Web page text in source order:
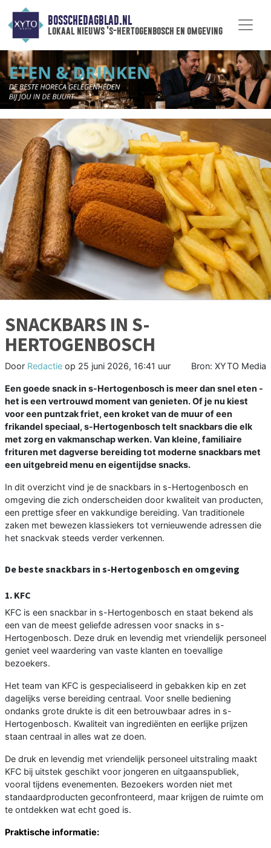
BOSSCHEDAGBLAD.NL
lokaal nieuws 's-hertogenbosch en omgeving
SNACKBARS IN S-
HERTOGENBOSCH
Door Redactie op 25 juni 2026, 16:41 uur Bron: XYTO Media
Een goede snack in s-Hertogenbosch is meer dan snel eten -
het is een vertrouwd moment van genieten. Of je nu kiest
voor een puntzak friet, een kroket van de muur of een
frikandel speciaal, s-Hertogenbosch telt snackbars die elk
met zorg en vakmanschap werken. Van kleine, familiaire
frituren met dagverse bereiding tot moderne snackbars met
een uitgebreid menu en eigentijdse snacks.
In dit overzicht vind je de snackbars in s-Hertogenbosch en
omgeving die zich onderscheiden door kwaliteit van producten,
een prettige sfeer en vakkundige bereiding. Van traditionele
zaken met bewezen klassiekers tot vernieuwende adressen die
het snackvak steeds verder verkennen.
De beste snackbars in s-Hertogenbosch en omgeving
1. KFC
KFC is een snackbar in s-Hertogenbosch en staat bekend als
een van de meest geliefde adressen voor snacks in s-
Hertogenbosch. Deze druk en levendig met vriendelijk personeel
geniet veel waardering van vaste klanten en toevallige
bezoekers.
Het team van KFC is gespecialiseerd in gebakken kip en zet
dagelijks verse bereiding centraal. Voor snelle bediening
ondanks grote drukte is dit een betrouwbaar adres in s-
Hertogenbosch. Kwaliteit van ingrediënten en eerlijke prijzen
staan centraal in alles wat ze doen.
De druk en levendig met vriendelijk personeel uitstraling maakt
KFC bij uitstek geschikt voor jongeren en uitgaanspubliek,
vooral tijdens evenementen. Bezoekers worden niet met
standaardproducten geconfronteerd, maar krijgen de ruimte om
te ontdekken wat echt goed is.
Praktische informatie: